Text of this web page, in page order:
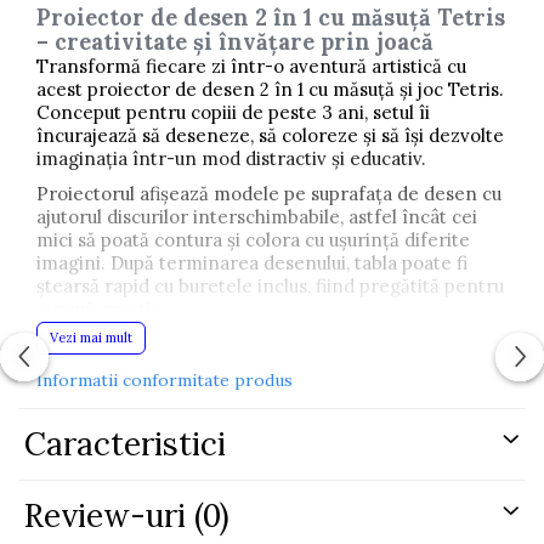
Proiector de desen 2 în 1 cu măsuță Tetris
– creativitate și învățare prin joacă
Transformă fiecare zi într-o aventură artistică cu
acest proiector de desen 2 în 1 cu măsuță și joc Tetris.
Conceput pentru copiii de peste 3 ani, setul îi
încurajează să deseneze, să coloreze și să își dezvolte
imaginația într-un mod distractiv și educativ.
Proiectorul afișează modele pe suprafața de desen cu
ajutorul discurilor interschimbabile, astfel încât cei
mici să poată contura și colora cu ușurință diferite
imagini. După terminarea desenului, tabla poate fi
ștearsă rapid cu buretele inclus, fiind pregătită pentru
Pe lângă activitatea artistică, măsuța include și un joc
tip Tetris cu piese colorate, care stimulează gândirea
logică, atenția și coordonarea mână-ochi.
Beneficii pentru copil
Dezvoltă creativitatea și imaginația
Vezi mai mult
Informatii conformitate produs
Caracteristici
Review-uri (0)